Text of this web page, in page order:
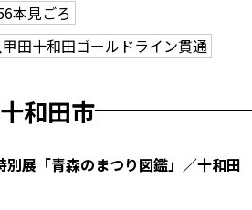
本見ごろ
田十和田ゴールドライン貫通
十和田市
別展「青森のまつり図鑑」／十和田